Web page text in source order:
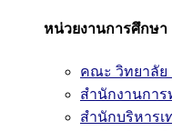
หน่วยงานการศึกษา
คณะ วิทยาลัย
สำนักงานการ
สำนักบริหารเ